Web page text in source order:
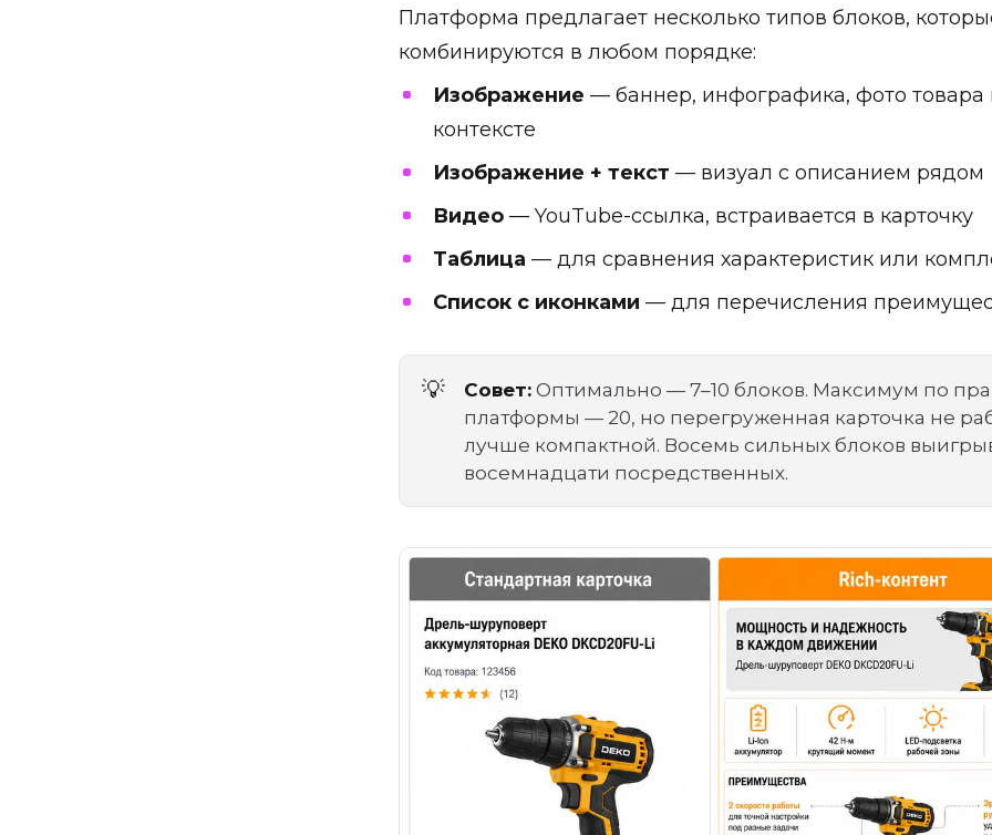
Платформа предлагает несколько типов блоков,
комбинируются в любом порядке:
Изображение — баннер, инфографика, фото товара
контексте
Изображение + текст — визуал с описанием рядом
Видео— YouTube-ссылка, встраивается в карточку
Таблица — для сравнения характеристик или
Список с иконками — для перечисления
💡 Совет:Оптимально — 7–10 блоков. Максимум по
платформы — 20, но перегруженная карточка не
лучше компактной. Восемь сильных блоков
восемнадцати посредственных.